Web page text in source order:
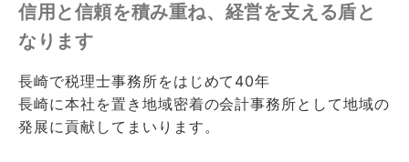
信用と信頼を積み重ね、経営を支える盾と
なります
長崎で税理士事務所をはじめて40年
長崎に本社を置き地域密着の会計事務所として地域の
発展に貢献してまいります。